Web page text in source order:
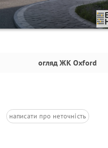
огляд ЖК Oxford
написати про неточність